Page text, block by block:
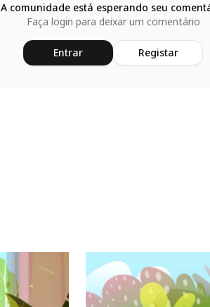
A comunidade está esperando seu
Faça login para deixar um comentário
Entrar Registar